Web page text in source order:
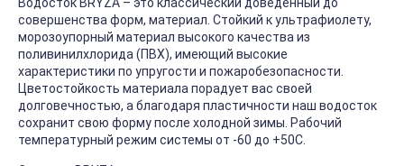
совершенства форм, материал. Стойкий к ультрафиолету,
морозоупорный материал высокого качества из
поливинилхлорида (ПВХ), имеющий высокие
характеристики по упругости и пожаробезопасности.
Цветостойкость материала порадует вас своей
долговечностью, а благодаря пластичности наш водосток
сохранит свою форму после холодной зимы. Рабочий
температурный режим системы от -60 до +50С.